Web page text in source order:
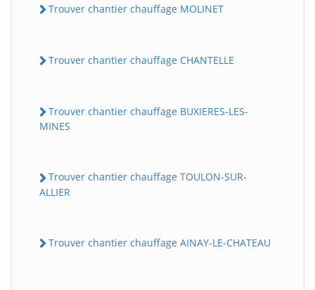
Trouver chantier chauffage MOLINET
Trouver chantier chauffage CHANTELLE
Trouver chantier chauffage BUXIERES-LES-
MINES
Trouver chantier chauffage TOULON-SUR-
ALLIER
Trouver chantier chauffage AINAY-LE-CHATEAU